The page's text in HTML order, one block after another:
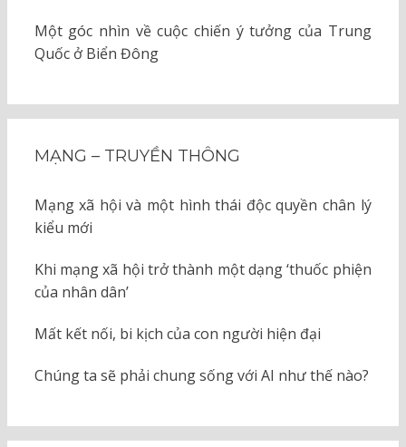
Một góc nhìn về cuộc chiến ý tưởng của Trung
Quốc ở Biển Đông
MẠNG – TRUYỀN THÔNG
Mạng xã hội và một hình thái độc quyền chân lý
kiểu mới
Khi mạng xã hội trở thành một dạng ‘thuốc phiện
của nhân dân’
Mất kết nối, bi kịch của con người hiện đại
Chúng ta sẽ phải chung sống với AI như thế nào?